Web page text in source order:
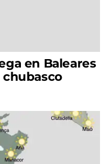
en Baleares